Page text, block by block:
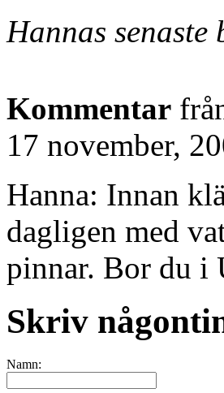
Hannas
Kommentar
17 november,
Hanna: Innan
dagligen med
pinnar. Bor du i
Skriv
Namn: